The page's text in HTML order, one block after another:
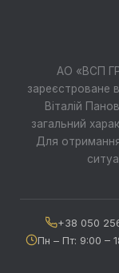
АО «ВСП
зареєстроване
Віталій
загальний
Для отримання
+38 050
Пн – Пт: 9:00 –